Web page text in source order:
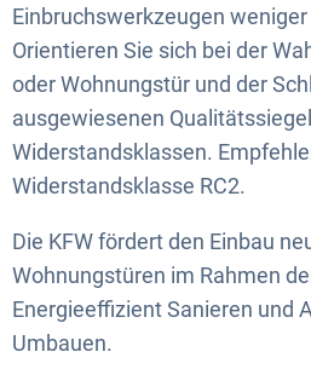
Einbruchswerkzeugen
Orientieren Sie sich bei der
oder Wohnungstür und der
ausgewiesenen
Widerstandsklassen.
Widerstandsklasse RC2.
Die KFW fördert den Einbau
Wohnungstüren im Rahmen
Energieeffizient Sanieren und
Umbauen.